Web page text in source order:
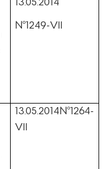
13.05.2014
№1249-VII
13.05.2014№1264-
VII